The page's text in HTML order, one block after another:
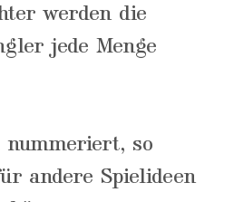
werden die
jede Menge
nummeriert, so
andere Spielideen